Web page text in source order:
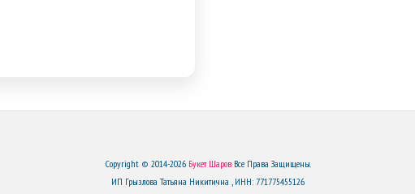
Copyright © 2014-2026 Букет ШаровВсе Права Защищены.
ИП Грызлова Татьяна Никитична , ИНН: 771775455126